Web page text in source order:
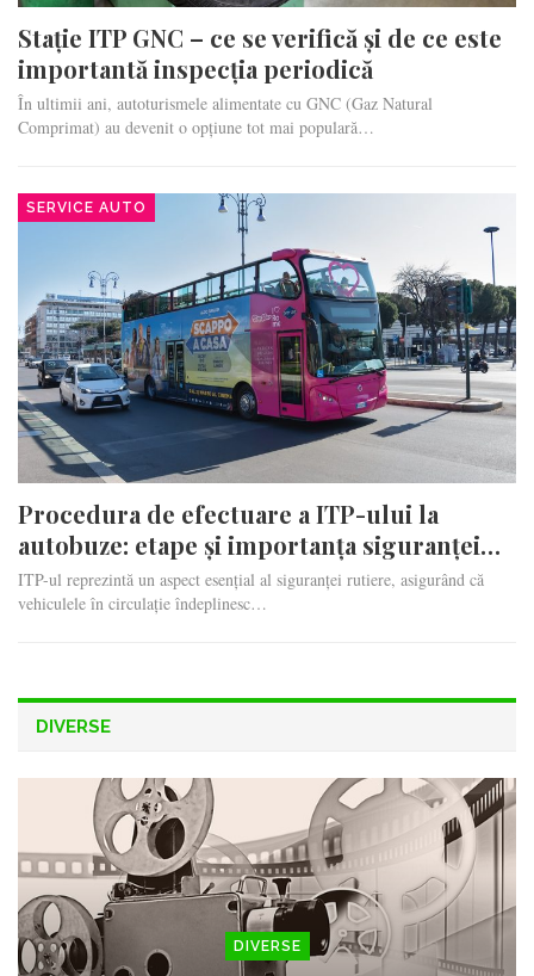
Stație ITP GNC – ce se verifică și de ce este
importantă inspecția periodică
În ultimii ani, autoturismele alimentate cu GNC (Gaz Natural
Comprimat) au devenit o opțiune tot mai populară…
SERVICE AUTO
Procedura de efectuare a ITP-ului la
autobuze: etape și importanța siguranței…
ITP-ul reprezintă un aspect esențial al siguranței rutiere, asigurând că
vehiculele în circulație îndeplinesc…
DIVERSE
DIVERSE